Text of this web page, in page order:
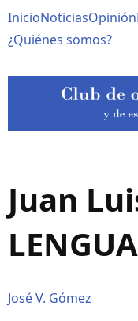
al
contenido
Navegación
principal
InicioNoticiasOpinión
¿Quiénes somos?
Juan
José V. Gómez